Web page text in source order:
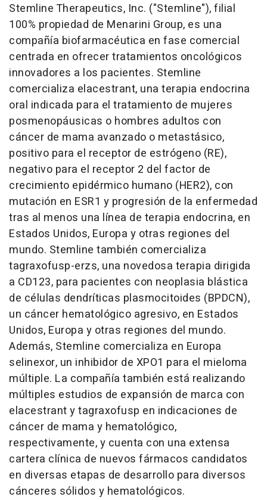
Stemline Therapeutics, Inc. ("Stemline"), filial
100% propiedad de Menarini Group, es una
compañía biofarmacéutica en fase comercial
centrada en ofrecer tratamientos oncológicos
innovadores a los pacientes. Stemline
comercializa elacestrant, una terapia endocrina
oral indicada para el tratamiento de mujeres
posmenopáusicas o hombres adultos con
cáncer de mama avanzado o metastásico,
positivo para el receptor de estrógeno (RE),
negativo para el receptor 2 del factor de
crecimiento epidérmico humano (HER2), con
mutación en ESR1 y progresión de la enfermedad
tras al menos una línea de terapia endocrina, en
Estados Unidos, Europa y otras regiones del
mundo. Stemline también comercializa
tagraxofusp-erzs, una novedosa terapia dirigida
a CD123, para pacientes con neoplasia blástica
de células dendríticas plasmocitoides (BPDCN),
un cáncer hematológico agresivo, en Estados
Unidos, Europa y otras regiones del mundo.
Además, Stemline comercializa en Europa
selinexor, un inhibidor de XPO1 para el mieloma
múltiple. La compañía también está realizando
múltiples estudios de expansión de marca con
elacestrant y tagraxofusp en indicaciones de
cáncer de mama y hematológico,
respectivamente, y cuenta con una extensa
cartera clínica de nuevos fármacos candidatos
en diversas etapas de desarrollo para diversos
cánceres sólidos y hematológicos.